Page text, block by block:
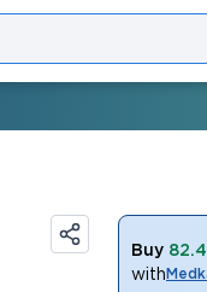
Buy
with